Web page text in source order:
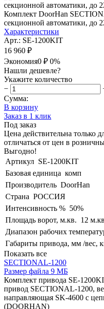
Комплект DoorHan
секционной автоматики, до
Характеристики
Арт.: SE-1200KIT
16 960 ₽
Экономия0 ₽ 0%
Нашли дешевле?
Укажите количество
−
Сумма:
В корзину
Заказ в 1 клик
Под заказ
Цена действительна только
отличаться от цен в
Выгодно!
Артикул SE-1200KIT
Базовая единица комп
Производитель DoorHan
Страна РОССИЯ
Интенсивность % 50%
Площадь ворот, м.кв. 12 м.кв
Диапазон рабочих
Габариты привода, мм /вес,
Показать все
SECTIONAL-1200
Размер файла 9 МБ
Комплект привода SE-
привод SECTIONAL-1200,
направляющая SK-4600 с
(DOORHAN)